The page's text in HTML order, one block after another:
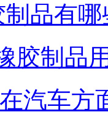
品有哪
胶制品
汽车方